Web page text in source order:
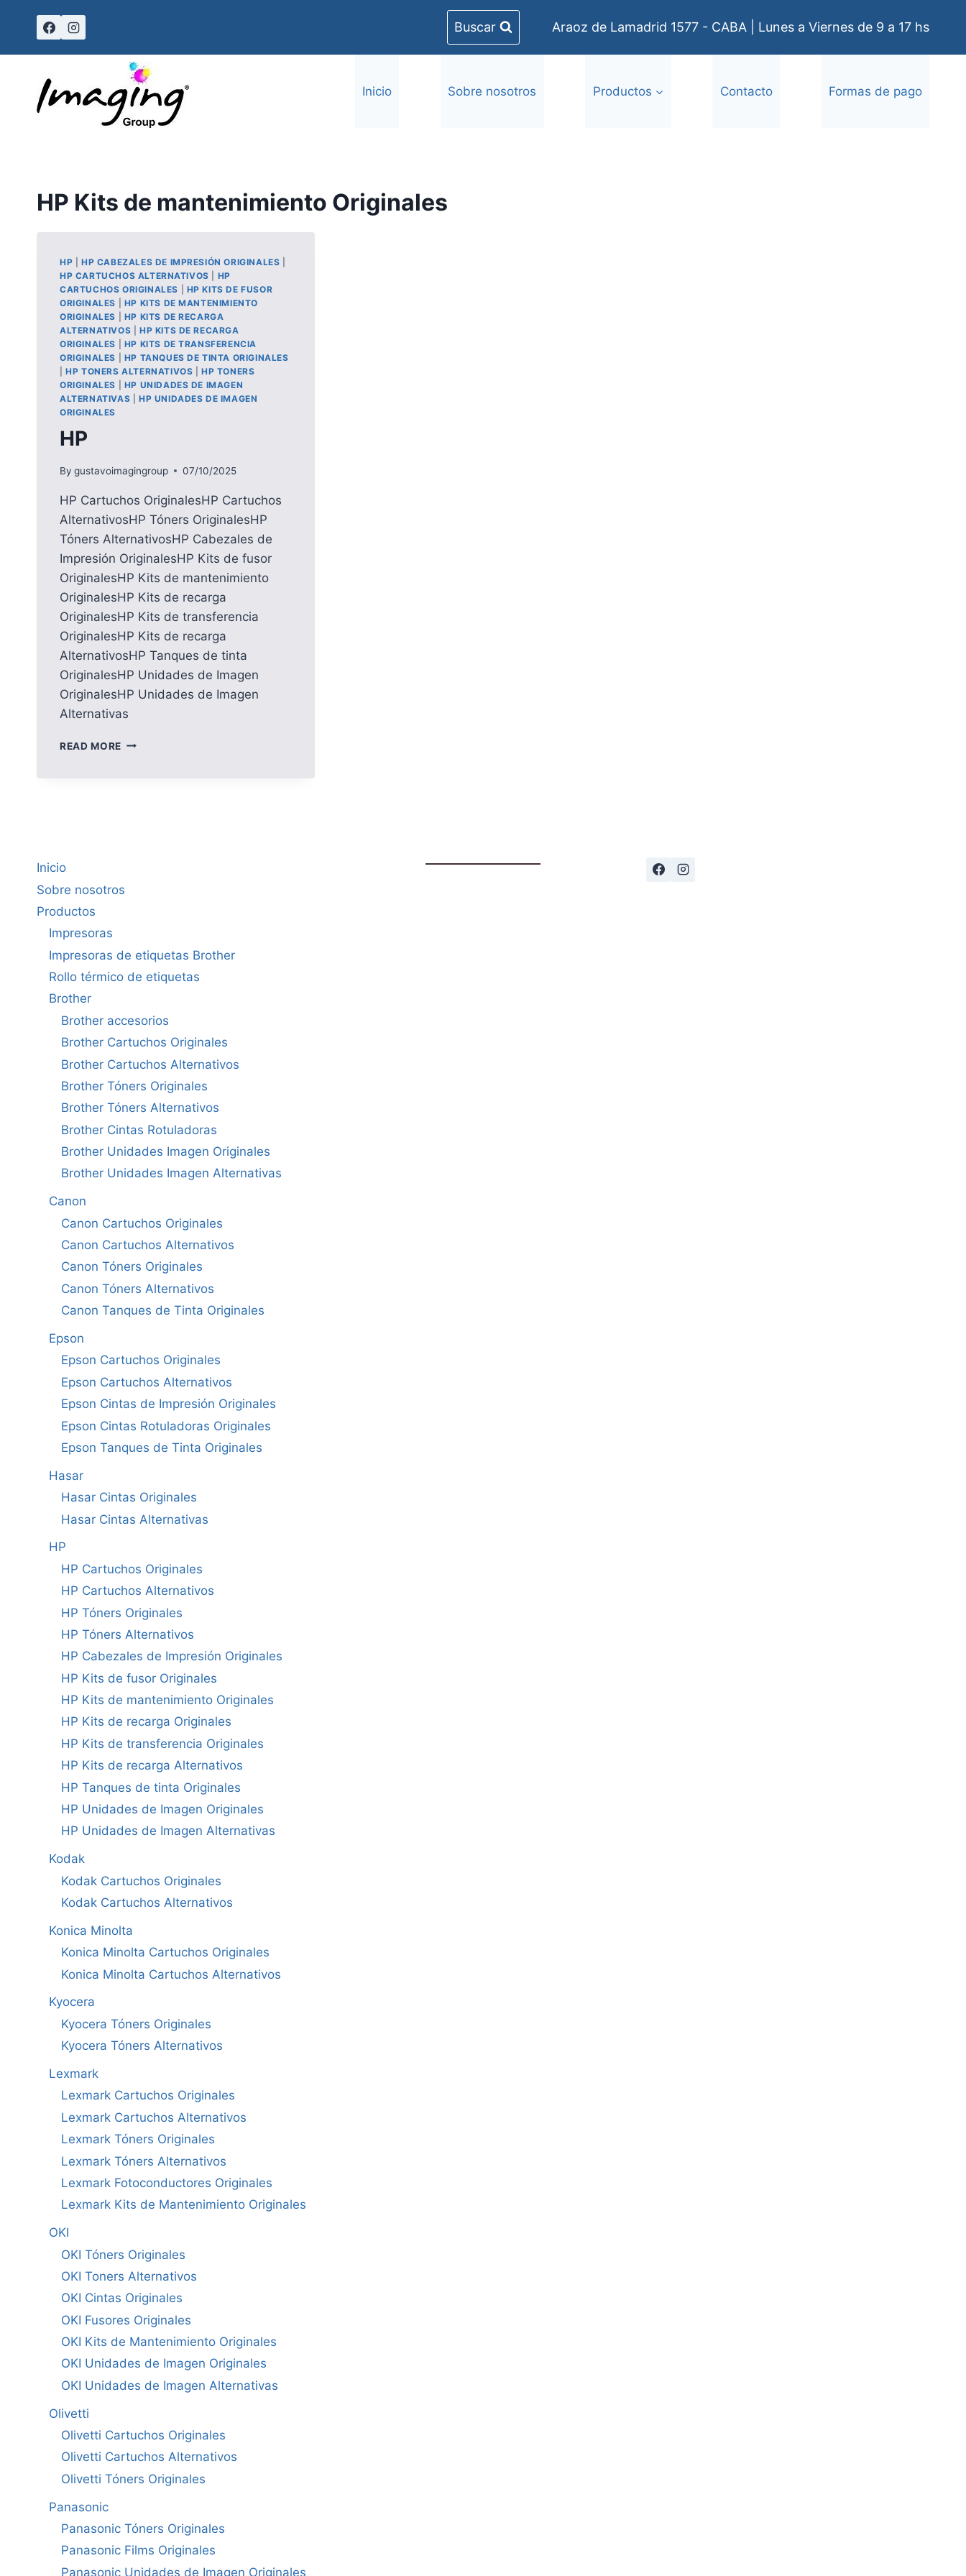
Buscar Araoz de Lamadrid 1577 - CABA | Lunes a Viernes de 9 a 17 hs
Inicio Sobre nosotros Productos Contacto Formas de pago
HP Kits de mantenimiento Originales
HP HP CABEZALES DE IMPRESIÓN ORIGINALES
HP CARTUCHOS ALTERNATIVOS
HP
CARTUCHOS ORIGINALES
HP KITS DE FUSOR
ORIGINALES
HP KITS DE MANTENIMIENTO
ORIGINALES
HP KITS DE RECARGA
ALTERNATIVOS
HP KITS DE RECARGA
ORIGINALES
HP KITS DE TRANSFERENCIA
ORIGINALES
HP TANQUES DE TINTA ORIGINALES
|HP TONERS ALTERNATIVOS |HP TONERS
ORIGINALES
HP UNIDADES DE IMAGEN
ALTERNATIVAS
HP UNIDADES DE IMAGEN
ORIGINALES
HP
By gustavoimagingroup 07/10/2025
HP Cartuchos OriginalesHP Cartuchos
AlternativosHP Tóners OriginalesHP
Tóners AlternativosHP Cabezales de
Impresión OriginalesHP Kits de fusor
OriginalesHP Kits de mantenimiento
OriginalesHP Kits de recarga
OriginalesHP Kits de transferencia
OriginalesHP Kits de recarga
AlternativosHP Tanques de tinta
OriginalesHP Unidades de Imagen
OriginalesHP Unidades de Imagen
Alternativas
READ MORE HP
Inicio
Sobre nosotros
Productos
Impresoras
Impresoras de etiquetas Brother
Rollo térmico de etiquetas
Brother
Brother accesorios
Brother Cartuchos Originales
Brother Cartuchos Alternativos
Brother Tóners Originales
Brother Tóners Alternativos
Brother Cintas Rotuladoras
Brother Unidades Imagen Originales
Brother Unidades Imagen Alternativas
Canon
Canon Cartuchos Originales
Canon Cartuchos Alternativos
Canon Tóners Originales
Canon Tóners Alternativos
Canon Tanques de Tinta Originales
Epson
Epson Cartuchos Originales
Epson Cartuchos Alternativos
Epson Cintas de Impresión Originales
Epson Cintas Rotuladoras Originales
Epson Tanques de Tinta Originales
Hasar
Hasar Cintas Originales
Hasar Cintas Alternativas
HP
HP Cartuchos Originales
HP Cartuchos Alternativos
HP Tóners Originales
HP Tóners Alternativos
HP Cabezales de Impresión Originales
HP Kits de fusor Originales
HP Kits de mantenimiento Originales
HP Kits de recarga Originales
HP Kits de transferencia Originales
HP Kits de recarga Alternativos
HP Tanques de tinta Originales
HP Unidades de Imagen Originales
HP Unidades de Imagen Alternativas
Kodak
Kodak Cartuchos Originales
Kodak Cartuchos Alternativos
Konica Minolta
Konica Minolta Cartuchos Originales
Konica Minolta Cartuchos Alternativos
Kyocera
Kyocera Tóners Originales
Kyocera Tóners Alternativos
Lexmark
Lexmark Cartuchos Originales
Lexmark Cartuchos Alternativos
Lexmark Tóners Originales
Lexmark Tóners Alternativos
Lexmark Fotoconductores Originales
Lexmark Kits de Mantenimiento Originales
OKI
OKI Tóners Originales
OKI Toners Alternativos
OKI Cintas Originales
OKI Fusores Originales
OKI Kits de Mantenimiento Originales
OKI Unidades de Imagen Originales
OKI Unidades de Imagen Alternativas
Olivetti
Olivetti Cartuchos Originales
Olivetti Cartuchos Alternativos
Olivetti Tóners Originales
Panasonic
Panasonic Tóners Originales
Panasonic Films Originales
Panasonic Unidades de Imagen Originales